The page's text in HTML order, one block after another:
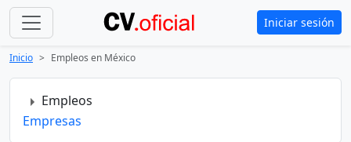
Iniciar sesión
Inicio Empleos en México
Empleos
Empresas